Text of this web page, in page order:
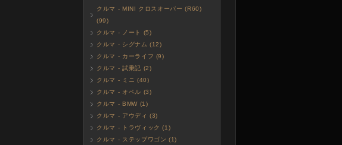
クルマ - MINI クロスオーバー (R60)
(99)
クルマ - ノート (5)
クルマ - シグナム (12)
クルマ - カーライフ (9)
クルマ - 試乗記 (2)
クルマ - ミニ (40)
クルマ - オペル (3)
クルマ - BMW (1)
クルマ - アウディ (3)
クルマ - トラヴィック (1)
クルマ - ステップワゴン (1)